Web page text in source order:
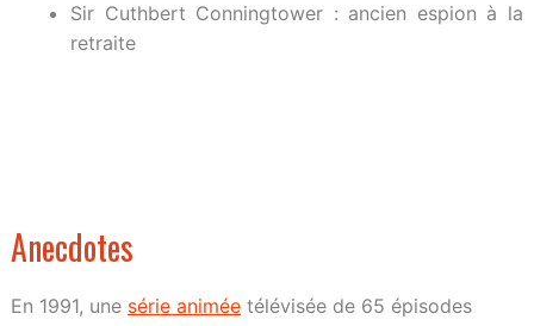
Sir Cuthbert Conningtower : ancien espion à la
retraite
Anecdotes
En 1991, une série animéetélévisée de 65 épisodes